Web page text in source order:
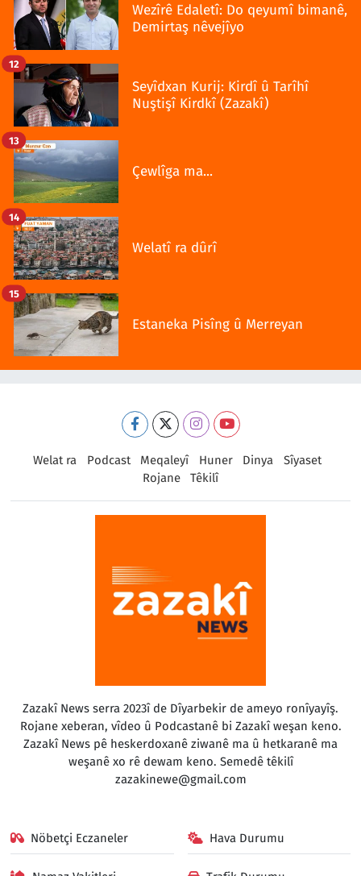
Wezîrê Edaletî: Do qeyumî bimanê,
Demirtaş nêvejîyo
Seyîdxan Kurij: Kirdî û Tarîhî
Nuştişî Kirdkî (Zazakî)
12
Çewlîga ma...
13
Welatî ra dûrî
14
Estaneka Pisîng û Merreyan
15
Welat ra Podcast Meqaleyî Huner Dinya
Sîyaset
Rojane
Têkilî
Zazakî News serra 2023î de Dîyarbekir de ameyo ronîyayîş.
Rojane xeberan, vîdeo û Podcastanê bi Zazakî weşan keno.
Zazakî News pê heskerdoxanê ziwanê ma û hetkaranê ma
weşanê xo rê dewam keno. Semedê têkilî
zazakinewe@gmail.com
Nöbetçi Eczaneler Hava Durumu